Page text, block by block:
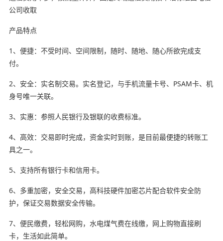
公司收取
产品特点
1、便捷：不受时间、空间限制，随时、随地、随心所欲完成支
付。
2、安全：实名制交易。实名登记，与手机流量卡号、PSAM卡、机
身号唯一关联。
3、实惠：参照人民银行及银联的收费标准。
4、高效：交易即时完成，资金实时到账，是目前最便捷的转账工
具之一。
5、支持所有银行卡和信用卡。
6、多重加密，安全交易，高科技硬件加密芯片配合软件安全防
护，保证交易数据安全传输。
7、便民缴费，轻松网购，水电煤气费在线缴，网上购物直接刷
卡，生活如此简单。